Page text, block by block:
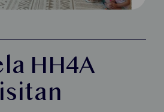
HH4A